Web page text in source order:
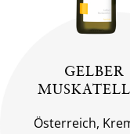
GELBER
Österreich,